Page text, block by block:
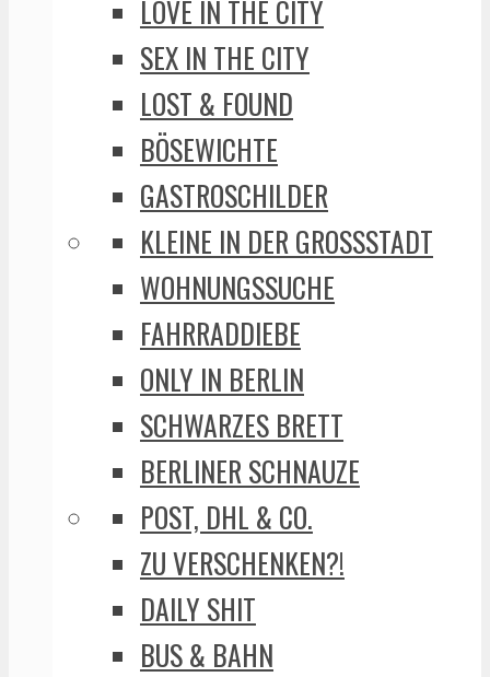
LOVE IN THE CITY
SEX IN THE CITY
LOST & FOUND
BÖSEWICHTE
GASTROSCHILDER
KLEINE IN DER GROSSSTADT
WOHNUNGSSUCHE
FAHRRADDIEBE
ONLY IN BERLIN
SCHWARZES BRETT
BERLINER SCHNAUZE
POST, DHL & CO.
ZU VERSCHENKEN?!
DAILY SHIT
BUS & BAHN